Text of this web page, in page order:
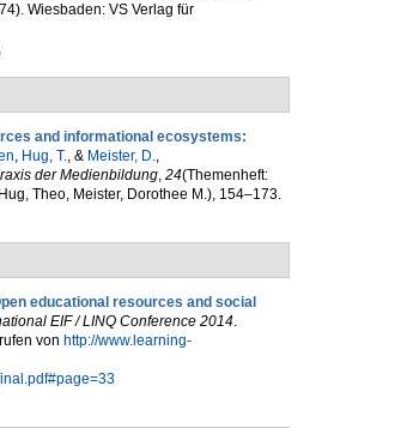
Wiesbaden: VS Verlag für
and informational ecosystems:
, Hug, T., & Meister, D.,
der Medienbildung, 24(Themenheft:
Theo, Meister, Dorothee M.), 154–173.
educational resources and social
EIF / LINQ Conference 2014.
von http://www.learning-